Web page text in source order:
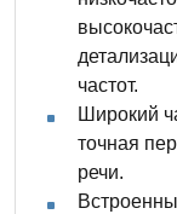
частот.
Широкий
точная
речи.